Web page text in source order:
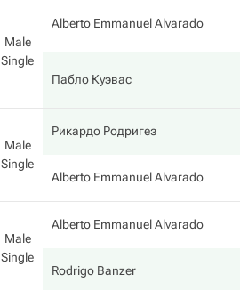
Male
Single
Alberto Emmanuel Alvarado
Пабло Куэвас
Male
Single
Рикардо Родригез
Alberto Emmanuel Alvarado
Male
Single
Alberto Emmanuel Alvarado
Rodrigo Banzer